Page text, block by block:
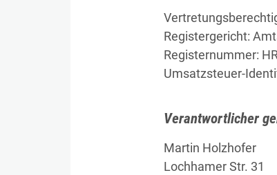
Registergericht:
Registernummer:
Umsatzsteuer-
Verantwortlicher
Martin Holzhofer
Lochhamer Str. 31